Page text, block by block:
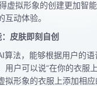
虚拟形象的创建更加智
互动体验。
：皮肤即刻自创
算法，能够根据用户的
户可以说“在你的衣服上
拟形象的衣服上添加相应